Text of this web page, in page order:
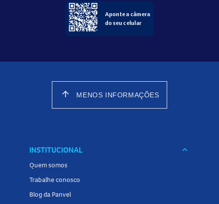
Aponte a câmera
do seu celular
arrow_upward MENOS INFORMAÇÕES
INSTITUCIONAL keyboard_arrow_down
Quem somos
Trabalhe conosco
Blog da Panvel